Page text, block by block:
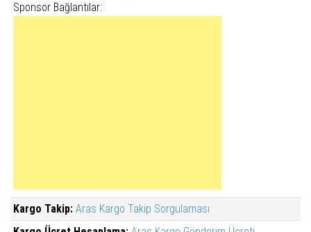
Sponsor Bağlantılar:
Kargo Takip: Aras Kargo Takip Sorgulaması